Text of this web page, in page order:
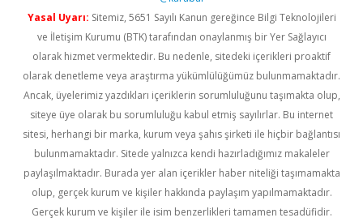
Yasal Uyarı: Sitemiz, 5651 Sayılı Kanun gereğince Bilgi Teknolojileri
ve İletişim Kurumu (BTK) tarafından onaylanmış bir Yer Sağlayıcı
olarak hizmet vermektedir. Bu nedenle, sitedeki içerikleri proaktif
olarak denetleme veya araştırma yükümlülüğümüz bulunmamaktadır.
Ancak, üyelerimiz yazdıkları içeriklerin sorumluluğunu taşımakta olup,
siteye üye olarak bu sorumluluğu kabul etmiş sayılırlar. Bu internet
sitesi, herhangi bir marka, kurum veya şahıs şirketi ile hiçbir bağlantısı
bulunmamaktadır. Sitede yalnızca kendi hazırladığımız makaleler
paylaşılmaktadır. Burada yer alan içerikler haber niteliği taşımamakta
olup, gerçek kurum ve kişiler hakkında paylaşım yapılmamaktadır.
Gerçek kurum ve kişiler ile isim benzerlikleri tamamen tesadüfidir.